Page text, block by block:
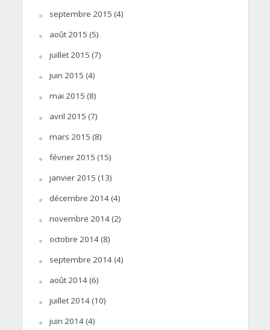
septembre 2015 (4)
août 2015 (5)
juillet 2015 (7)
juin 2015 (4)
mai 2015 (8)
avril 2015 (7)
mars 2015 (8)
février 2015 (15)
janvier 2015 (13)
décembre 2014(4)
novembre 2014(2)
octobre 2014(8)
septembre 2014(4)
août 2014(6)
juillet 2014(10)
juin 2014(4)